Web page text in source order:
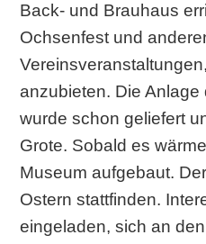
Back- und Brauhaus
Ochsenfest und
anzubieten. Die Anlage
wurde schon geliefert
Grote. Sobald es
Museum aufgebaut.
Ostern stattfinden.
eingeladen, sich an